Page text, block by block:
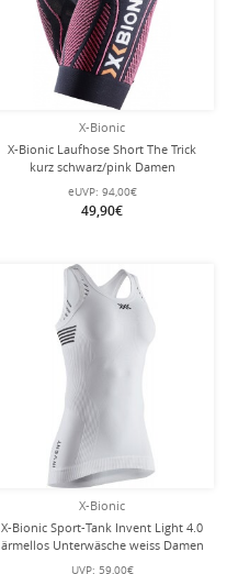
X-Bionic
X-Bionic Laufhose Short The Trick
kurz schwarz/pink Damen
eUVP: 94,00€
49,90€
X-Bionic
X-Bionic Sport-Tank Invent Light 4.0
ärmellos Unterwäsche weiss Damen
UVP: 59,00€